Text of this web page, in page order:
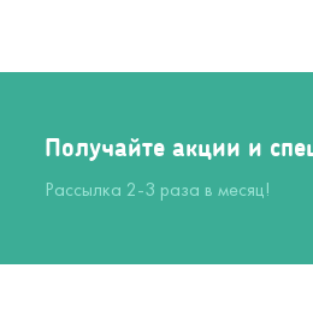
Получайте акции и
Рассылка 2-3 раза в месяц!